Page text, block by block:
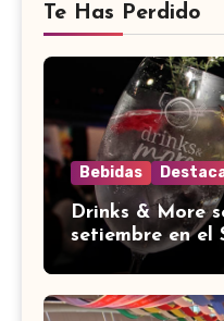
Te Has Perdido
Bebidas
Drinks & More
setiembre en el